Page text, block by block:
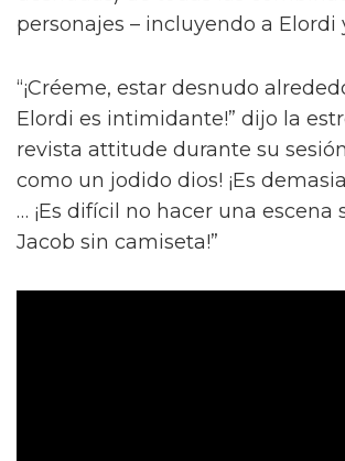
personajes – incluyendo a Elordi
“¡Créeme, estar desnudo
Elordi es intimidante!” dijo la
revista attitude durante su sesión
como un jodido dios! ¡Es
… ¡Es difícil no hacer una escena
Jacob sin camiseta!”